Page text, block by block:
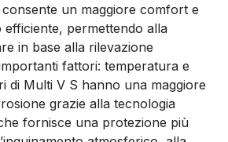
un maggiore comfort e
permettendo alla
in base alla rilevazione
fattori: temperatura e
di Multi V S hanno una maggiore
grazie alla tecnologia
fornisce una protezione più